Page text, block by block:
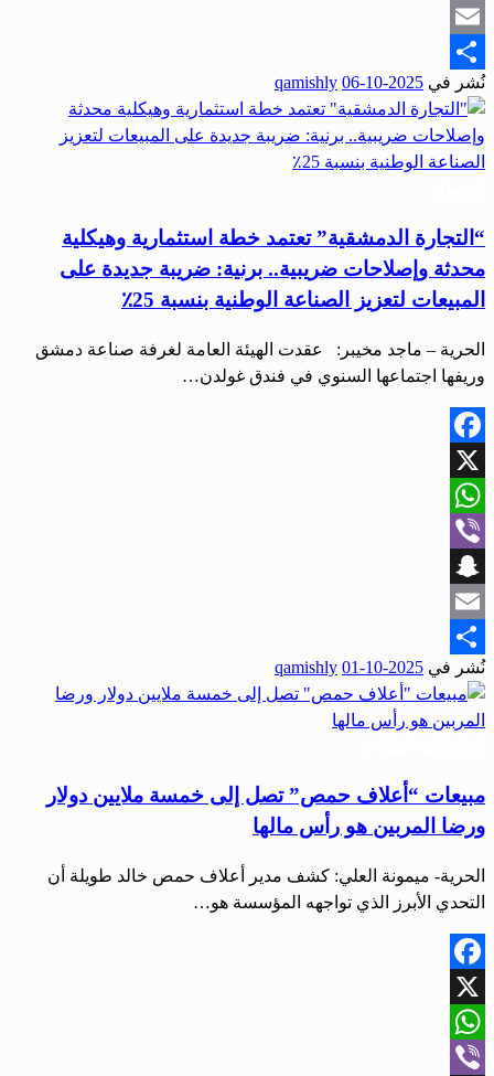
Snapchat
Email
Share
نُشر في 2025-10-06
qamishly
“التجارة الدمشقية” تعتمد خطة استثمارية وهيكلية
محدثة وإصلاحات ضريبية.. برنية: ضريبة جديدة على
المبيعات لتعزيز الصناعة الوطنية بنسبة 25٪
الحرية – ماجد مخيبر: عقدت الهيئة العامة لغرفة صناعة دمشق
وريفها اجتماعها السنوي في فندق غولدن…
Facebook
X
WhatsApp
Viber
Snapchat
Email
Share
نُشر في 2025-10-01
qamishly
مبيعات “أعلاف حمص” تصل إلى خمسة ملايين دولار
ورضا المربين هو رأس مالها
الحرية- ميمونة العلي: كشف مدير أعلاف حمص خالد طويلة أن
التحدي الأبرز الذي تواجهه المؤسسة هو…
Facebook
X
WhatsApp